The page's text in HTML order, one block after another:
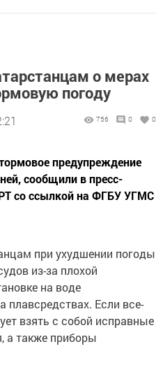
о мерах
погоду
756 0 0
предупреждение
сообщили в пресс-
со ссылкой на ФГБУ УГМС
при ухудшении погоды
из-за плохой
на воде
плавсредствах. Если все-
взять с собой исправные
а также приборы